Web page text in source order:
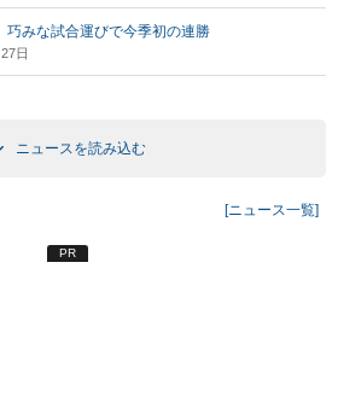
巧みな試合運びで今季初の連勝
日
ニュースを読み込む
[ニュース一覧]
PR